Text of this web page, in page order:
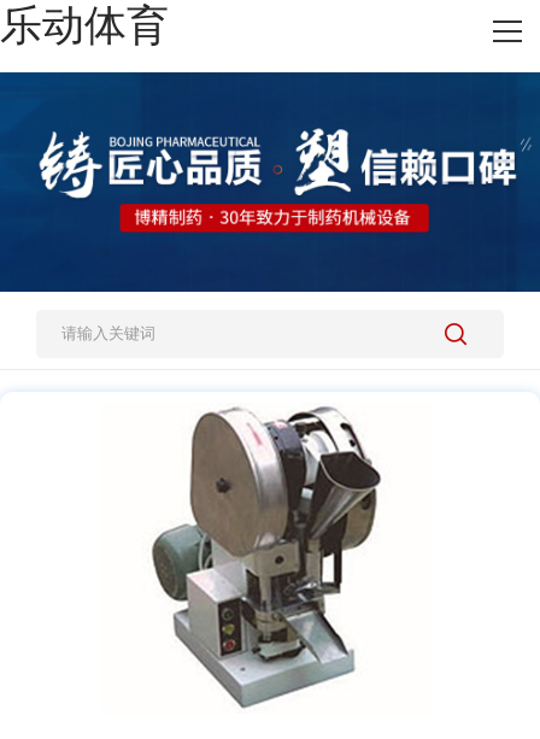
乐动体育
网站乐动体育
施工案例
人才招聘